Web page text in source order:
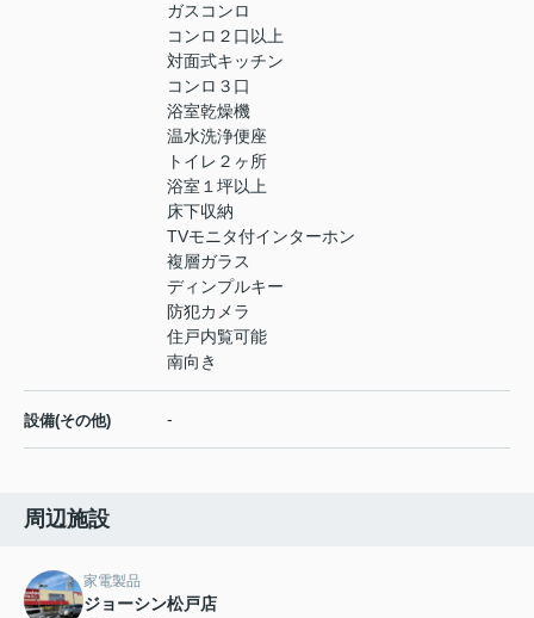
ガスコンロ
コンロ２口以上
対面式キッチン
コンロ３口
浴室乾燥機
温水洗浄便座
トイレ２ヶ所
浴室１坪以上
床下収納
TVモニタ付インターホン
複層ガラス
ディンプルキー
防犯カメラ
住戸内覧可能
南向き
設備(その他) -
周辺施設
家電製品
ジョーシン松戸店